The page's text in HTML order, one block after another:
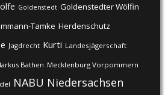
Goldenstedt Goldenstedter Wölfin
Tamke Herdenschutz
Jagdrecht Kurti Landesjägerschaft
Bathen Mecklenburg Vorpommern
NABU Niedersachsen